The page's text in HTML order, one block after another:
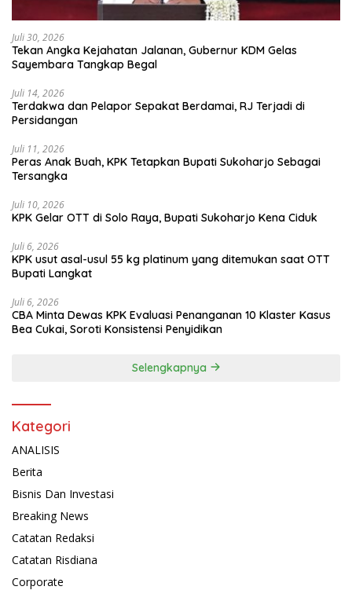
Juli 30, 2026
Tekan Angka Kejahatan Jalanan, Gubernur KDM Gelas
Sayembara Tangkap Begal
Juli 14, 2026
Terdakwa dan Pelapor Sepakat Berdamai, RJ Terjadi di
Persidangan
Juli 11, 2026
Peras Anak Buah, KPK Tetapkan Bupati Sukoharjo Sebagai
Tersangka
Juli 10, 2026
KPK Gelar OTT di Solo Raya, Bupati Sukoharjo Kena Ciduk
Juli 6, 2026
KPK usut asal-usul 55 kg platinum yang ditemukan saat OTT
Bupati Langkat
Juli 6, 2026
CBA Minta Dewas KPK Evaluasi Penanganan 10 Klaster Kasus
Bea Cukai, Soroti Konsistensi Penyidikan
Selengkapnya
Kategori
ANALISIS
Berita
Bisnis Dan Investasi
Breaking News
Catatan Redaksi
Catatan Risdiana
Corporate